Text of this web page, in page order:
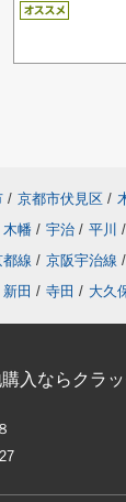
/ 京都市伏見区 /
木幡 / 宇治 / 平川 /
線 / 京阪宇治線 /
新田 / 寺田 / 大久
入ならクラ